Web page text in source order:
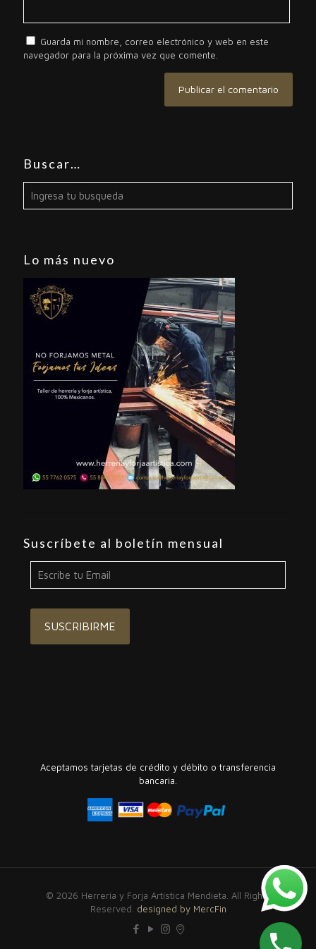
Guarda mi nombre, correo electrónico y web en este
navegador para la próxima vez que comente.
Buscar…
Lo más nuevo
Suscríbete al boletín mensual
Aceptamos tarjetas de crédito y débito o transferencia
bancaria.
© 2026 Herrería y Forja Artística Mendieta. All Rights
Reserved. designed by MercFin